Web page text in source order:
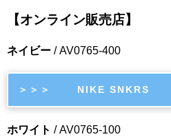
【オンライン販売店】
ネイビー / AV0765-400
＞＞＞ NIKE SNKRS
ホワイト / AV0765-100